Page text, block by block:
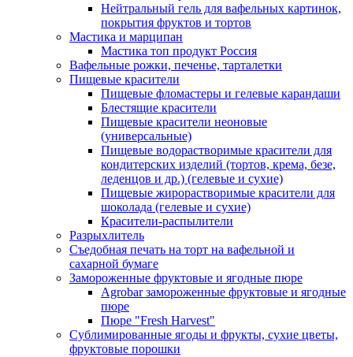
Нейтральный гель для вафельных картинок,
покрытия фруктов и тортов
Мастика и марципан
Мастика топ продукт Россия
Вафельные рожки, печенье, тарталетки
Пищевые красители
Пищевые фломастеры и гелевые карандаши
Блестящие красители
Пищевые красители неоновые
(универсальные)
Пищевые водорастворимые красители для
кондитерских изделий (тортов, крема, безе,
леденцов и др.) (гелевые и сухие)
Пищевые жирорастворимые красители для
шоколада (гелевые и сухие)
Красители-распылители
Разрыхлитель
Съедобная печать на торт на вафельной и
сахарной бумаге
Замороженные фруктовые и ягодные пюре
Agrobar замороженные фруктовые и ягодные
пюре
Пюре "Fresh Harvest"
Сублимированные ягоды и фрукты, сухие цветы,
фруктовые порошки